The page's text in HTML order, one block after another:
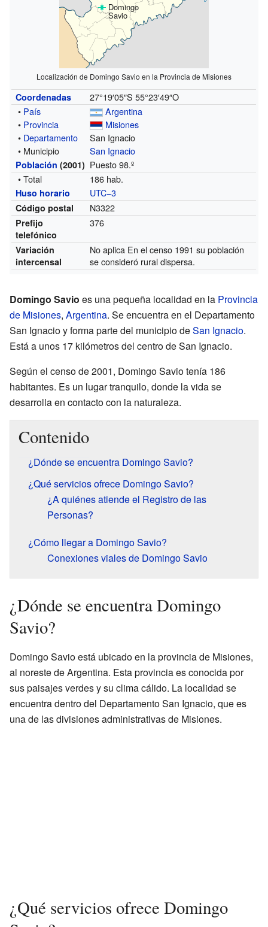
Domingo
Savio
Localización de Domingo Savio en la Provincia de Misiones
Coordenadas 27°19′05″S 55°23′49″O
• País
Argentina
• Provincia
Misiones
• Departamento
San Ignacio
• Municipio
San Ignacio
Población (2001) Puesto 98.º
• Total
186 hab.
Huso horario UTC−3
Código postal N3322
Prefijo
telefónico
376
Variación
intercensal
No aplica En el censo 1991 su población
se consideró rural dispersa.
Domingo Savio es una pequeña localidad en la Provincia
de Misiones, Argentina. Se encuentra en el Departamento
San Ignacio y forma parte del municipio deSan Ignacio.
Está a unos 17 kilómetros del centro de San Ignacio.
Según el censo de 2001, Domingo Savio tenía 186
habitantes. Es un lugar tranquilo, donde la vida se
desarrolla en contacto con la naturaleza.
Contenido
¿Dónde se encuentra Domingo Savio?
¿Qué servicios ofrece Domingo Savio?
¿A quiénes atiende el Registro de las
Personas?
¿Cómo llegar a Domingo Savio?
Conexiones viales de Domingo Savio
¿Dónde se encuentra Domingo
Savio?
Domingo Savio está ubicado en la provincia de Misiones,
al noreste de Argentina. Esta provincia es conocida por
sus paisajes verdes y su clima cálido. La localidad se
encuentra dentro del Departamento San Ignacio, que es
una de las divisiones administrativas de Misiones.
¿Qué servicios ofrece Domingo